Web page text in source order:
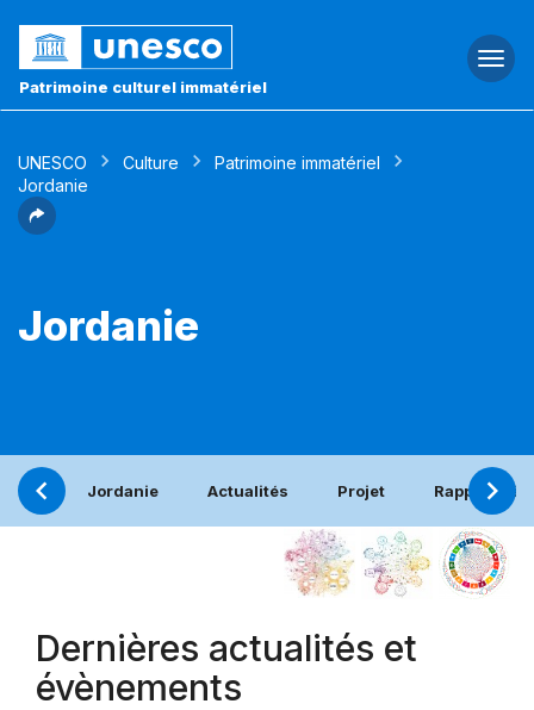
Patrimoine culturel immatériel
UNESCO Culture
Patrimoine immatériel
Jordanie
Jordanie
Jordanie Actualités Projet Rapport
Dernières actualités et
évènements